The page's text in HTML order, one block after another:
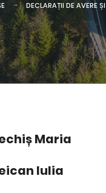
DECLARAȚII DE AVERE
Maria
Iulia